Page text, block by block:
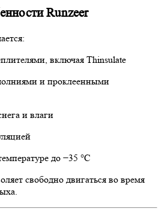
Runzeer
включая Thinsulate
и проклеенными
и влаги
до −35 °C
свободно двигаться во время